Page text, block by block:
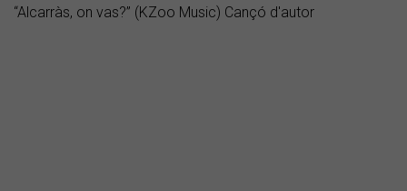
“Alcarràs, on vas?” (KZoo Music) Cançó d'autor